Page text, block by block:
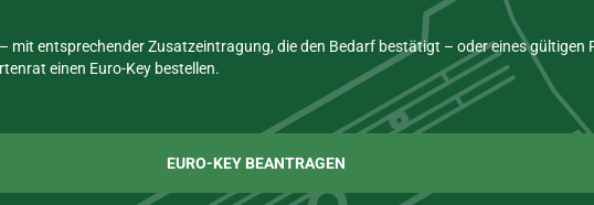
mit entsprechender Zusatzeintragung, die den Bedarf bestätigt – oder eines gültigen
einen Euro-Key bestellen.
EURO-KEY BEANTRAGEN